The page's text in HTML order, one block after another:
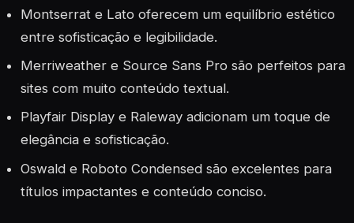
Montserrat e Lato oferecem um equilíbrio estético
entre sofisticação e legibilidade.
Merriweather e Source Sans Pro são perfeitos para
sites com muito conteúdo textual.
Playfair Display e Raleway adicionam um toque de
elegância e sofisticação.
Oswald e Roboto Condensed são excelentes para
títulos impactantes e conteúdo conciso.